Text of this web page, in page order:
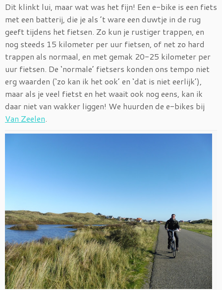
Dit klinkt lui, maar wat was het fijn! Een e-bike is een fiets
met een batterij, die je als ’t ware een duwtje in de rug
geeft tijdens het fietsen. Zo kun je rustiger trappen, en
nog steeds 15 kilometer per uur fietsen, of net zo hard
trappen als normaal, en met gemak 20-25 kilometer per
uur fietsen. De ‘normale’ fietsers konden ons tempo niet
erg waarden (‘zo kan ik het ook’ en ‘dat is niet eerlijk’),
maar als je veel fietst en het waait ook nog eens, kan ik
daar niet van wakker liggen! We huurden de e-bikes bij
Van Zeelen.